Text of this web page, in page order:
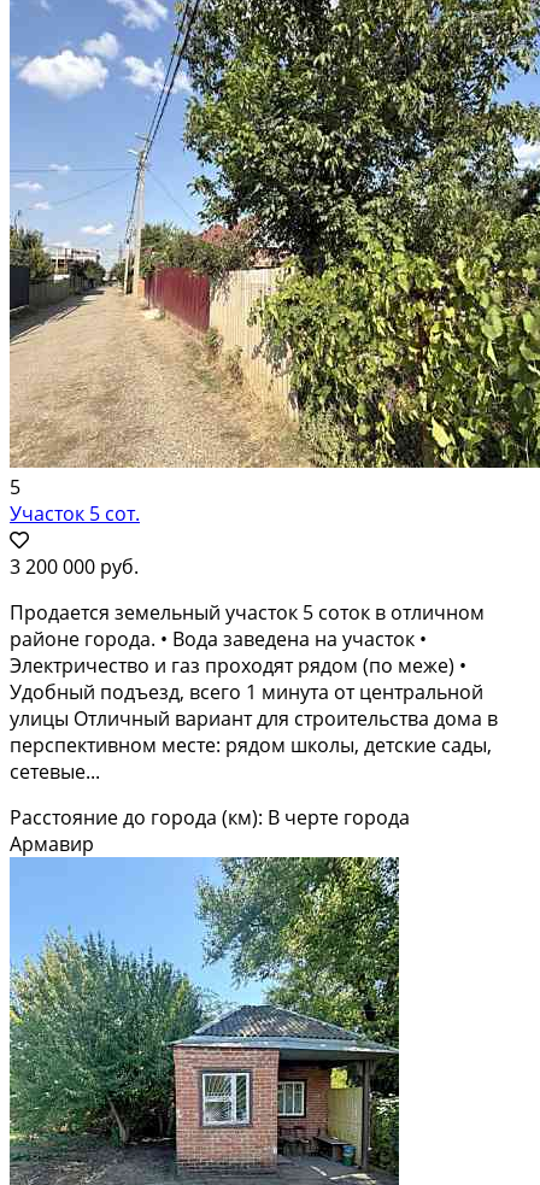
5
Участок 5 сот.
3 200 000 руб.
Продается земельный участок 5 соток в отличном
районе города. • Вода заведена на участок •
Электричество и газ проходят рядом (по меже) •
Удобный подъезд, всего 1 минута от центральной
улицы Отличный вариант для строительства дома в
перспективном месте: рядом школы, детские сады,
сетевые...
Расстояние до города (км): В черте города
Армавир